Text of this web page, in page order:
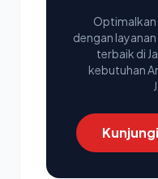
Optimalkan
dengan
terbaik di
kebutuhan